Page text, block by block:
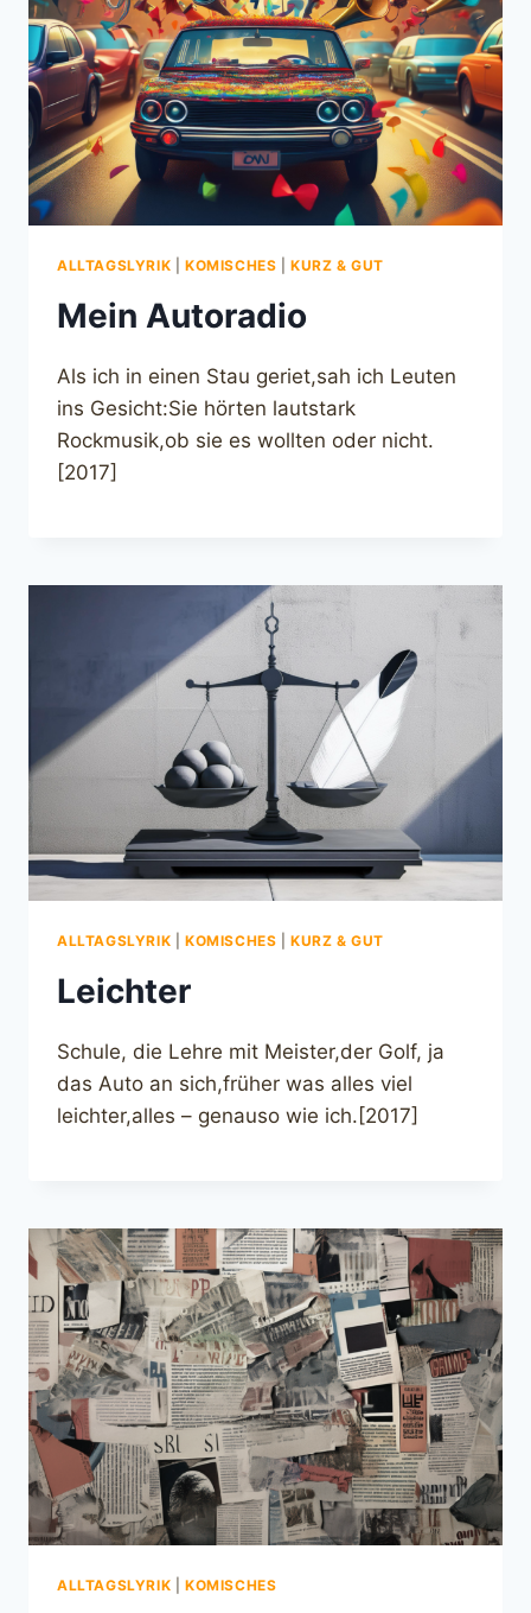
ALLTAGSLYRIK KOMISCHES |KURZ & GUT
Mein Autoradio
Als ich in einen Stau geriet,sah ich Leuten
ins Gesicht:Sie hörten lautstark
Rockmusik,ob sie es wollten oder nicht.
[2017]
ALLTAGSLYRIK KOMISCHES |KURZ & GUT
Leichter
Schule, die Lehre mit Meister,der Golf, ja
das Auto an sich,früher was alles viel
leichter,alles – genauso wie ich.[2017]
ALLTAGSLYRIK KOMISCHES